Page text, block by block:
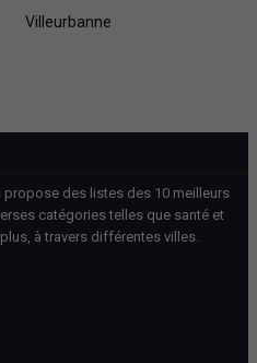
Villeurbanne
des listes des 10 meilleurs
catégories telles que santé et
à travers différentes villes.